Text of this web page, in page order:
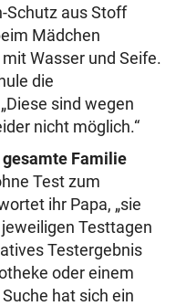
Schutz aus Stoff
Mädchen
Wasser und Seife.
die
sind wegen
nicht möglich.“
Familie
Test zum
ihr Papa, „sie
Testtagen
Testergebnis
oder einem
hat sich ein